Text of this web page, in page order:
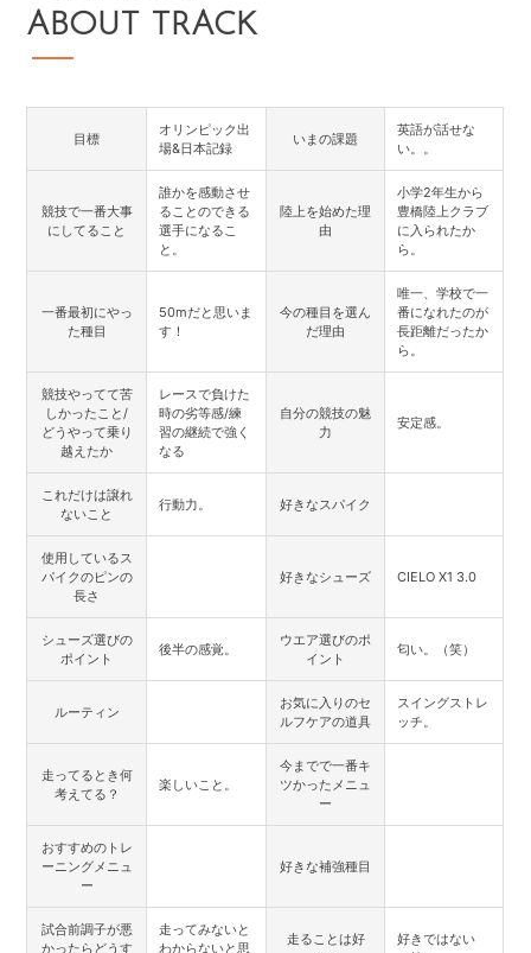
ABOUT TRACK
目標
オリンピック出
場&日本記録
いまの課題
英語が話せな
い。。
競技で一番大事
にしてること
誰かを感動させ
ることのできる
選手になるこ
と。
陸上を始めた理
由
小学2年生から
豊橋陸上クラブ
に入られたか
ら。
一番最初にやっ
た種目
50mだと思いま
す！
今の種目を選ん
だ理由
唯一、学校で一
番になれたのが
長距離だったか
ら。
競技やってて苦
しかったこと/
どうやって乗り
越えたか
レースで負けた
時の劣等感/練
習の継続で強く
なる
自分の競技の魅
力
安定感。
これだけは譲れ
ないこと
行動力。 好きなスパイク
使用しているス
パイクのピンの
長さ
好きなシューズ CIELO X1 3.0
シューズ選びの
ポイント
後半の感覚。
ウエア選びのポ
イント
匂い。（笑）
ルーティン
お気に入りのセ
ルフケアの道具
スイングストレ
ッチ。
走ってるとき何
考えてる？
楽しいこと。
今までで一番キ
ツかったメニュ
ー
おすすめのトレ
ーニングメニュ
ー
好きな補強種目
試合前調子が悪
かったらどうす
走ってみないと
わからないと思
走ることは好
好きではない